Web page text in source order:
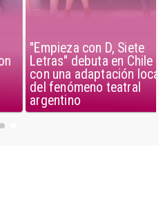
"Empieza con D, Siete
Letras" debuta en Chile
con una adaptación local
del fenómeno teatral
argentino